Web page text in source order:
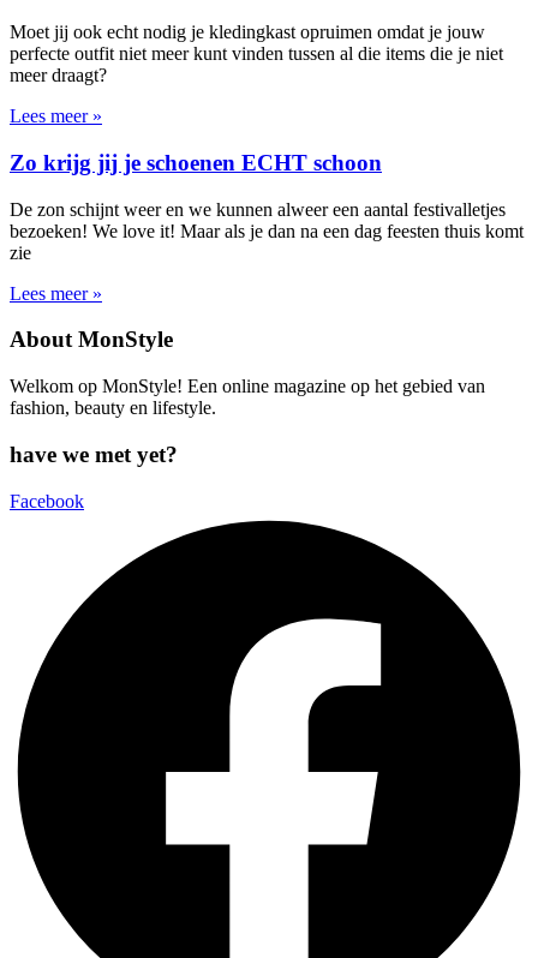
Moet jij ook echt nodig je kledingkast opruimen omdat je jouw
perfecte outfit niet meer kunt vinden tussen al die items die je niet
meer draagt?
Lees meer »
Zo krijg jij je schoenen ECHT schoon
De zon schijnt weer en we kunnen alweer een aantal festivalletjes
bezoeken! We love it! Maar als je dan na een dag feesten thuis komt
zie
Lees meer »
About MonStyle
Welkom op MonStyle! Een online magazine op het gebied van
fashion, beauty en lifestyle.
have we met yet?
Facebook